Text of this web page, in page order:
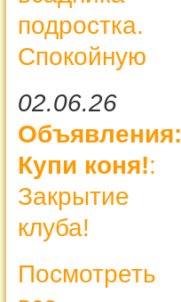
подростка.
Спокойную
02.06.26
Объявления:
Купи коня!:
Закрытие
клуба!
Посмотреть